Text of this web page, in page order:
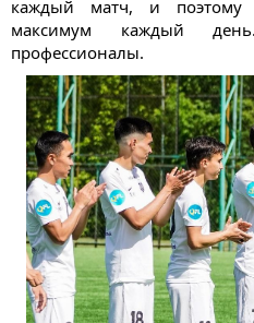
каждый матч, и поэтому
максимум каждый
профессионалы.